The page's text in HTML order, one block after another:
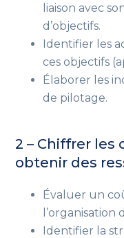
liaison avec
d’objectifs.
Identifier les
ces objectifs
Élaborer les
de pilotage.
2 – Chiffrer
obtenir des
Évaluer un
l’organisation
Identifier la